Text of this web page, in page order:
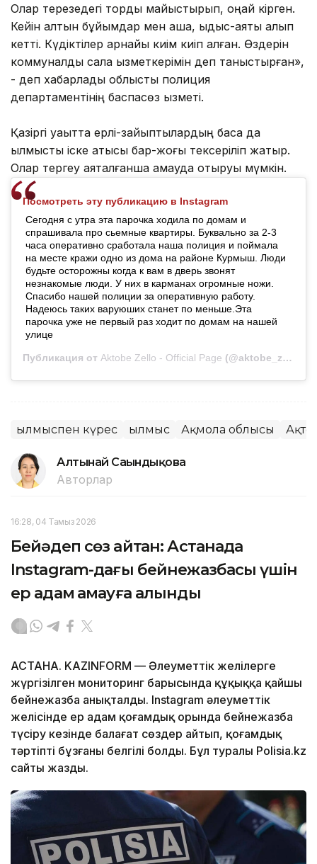
Олар терезедегі торды майыстырып, оңай кірген.
Кейін алтын бұйымдар мен ақша, ыдыс-аяқты алып
кетті. Күдіктілер арнайы киім киіп алған. Өздерін
коммуналдық сала қызметкерімін деп таныстырған»,
- деп хабарлады облыстық полиция
департаментінің баспасөз қызметі.
Қазіргі уақытта ерлі-зайыптылардың басқа да
қылмыстық іске қатысы бар-жоғы тексеріліп жатыр.
Олар тергеу аяқталғанша қамауда отыруы мүмкін.
Посмотреть эту публикацию в Instagram
Сегодня с утра эта парочка xодила по домам и
спрашивала про сьемные квартиры. Буквально за 2-3
часа оперативно сработала наша полиция и поймала
на месте кражи одно из дома на районе Курмыш. Люди
будьте осторожны когда к вам в дверь звонят
незнакомые люди. У них в карманах огромные ножи.
Спасибо нашей полиции за оперативную работу.
Надеюсь таких варуюших станет по меньше.Эта
парочка уже не первый раз ходит по домам на нашей
улице
Публикация от Aktobe Zello - Official Page (@aktobe_zello) 6 Фев 2019 в 11:26 PST
Қылмыспен күрес Қылмыс Ақмола облысы
Алтынай Сағындықова
Авторлар
16:28, 04 Тамыз 2026
Бейәдеп сөз айтқан: Астанада
Instagram-дағы бейнежазбасы үшін
ер адам қамауға алынды
АСТАНА. KAZINFORM — Әлеуметтік желілерге
жүргізілген мониторинг барысында құқыққа қайшы
бейнежазба анықталды. Instagram әлеуметтік
желісінде ер адам қоғамдық орында бейнежазба
түсіру кезінде балағат сөздер айтып, қоғамдық
тәртіпті бұзғаны белгілі болды. Бұл туралы Polisia.kz
сайты жазды.